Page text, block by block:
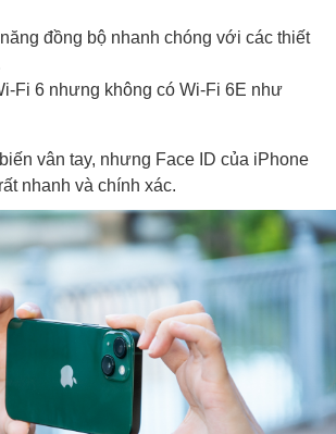
đồng bộ nhanh chóng với các thiết
Fi 6 nhưng không có Wi-Fi 6E như
vân tay, nhưng Face ID của iPhone
nhanh và chính xác.